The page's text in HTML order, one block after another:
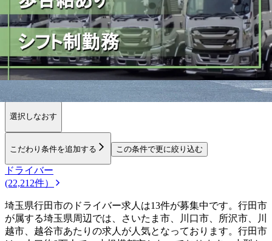
勤務エリア
都道府県を変更
選択しなおす
こだわり条件を追加する この条件で更に絞り込む
ドライバー
(22,212件）
埼玉県行田市のドライバー求人は13件が募集中です。行田市
が属する埼玉県周辺では、さいたま市、川口市、所沢市、川
越市、越谷市あたりの求人が人気となっております。行田市